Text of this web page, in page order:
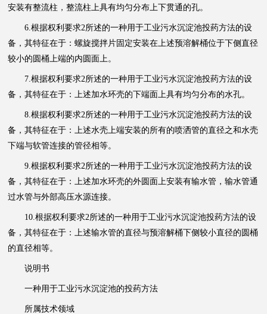
安装有整流柱，整流柱上具有均匀分布上下贯通的孔。
6.根据权利要求2所述的一种用于工业污水沉淀池投药方法的设
备，其特征在于：螺旋搅拌片固定安装在上述预溶解桶位于下侧直径
较小的圆桶上端的内圆面上。
7.根据权利要求2所述的一种用于工业污水沉淀池投药方法的设
备，其特征在于：上述加水环壳的下端面上具有均匀分布的水孔。
8.根据权利要求2所述的一种用于工业污水沉淀池投药方法的设
备，其特征在于：上述水壳上端安装的所有的喷洒管的直径之和水壳
下端与软管连接的管径相等。
9.根据权利要求2所述的一种用于工业污水沉淀池投药方法的设
备，其特征在于：上述加水环壳的外圆面上安装有输水管，输水管通
过水管与外部高压水源连接。
10.根据权利要求2所述的一种用于工业污水沉淀池投药方法的设
备，其特征在于：上述输水管的直径与预溶解桶下侧较小直径的圆桶
的直径相等。
说明书
一种用于工业污水沉淀池的投药方法
所属技术领域